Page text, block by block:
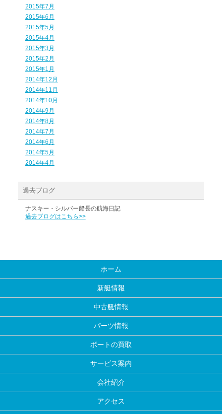
2015年7月
2015年6月
2015年5月
2015年4月
2015年3月
2015年2月
2015年1月
2014年12月
2014年11月
2014年10月
2014年9月
2014年8月
2014年7月
2014年6月
2014年5月
2014年4月
過去ブログ
ナスキー・シルバー船長の航海日記
過去ブログはこちら>>
ホーム
新艇情報
中古艇情報
パーツ情報
ボートの買取
サービス案内
会社紹介
アクセス